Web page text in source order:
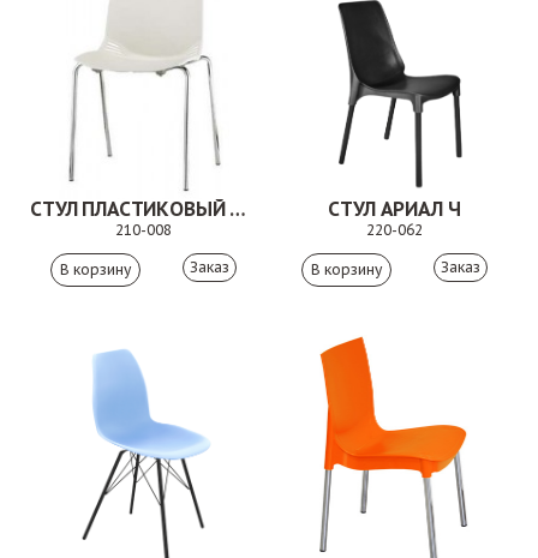
СТУЛ ПЛАСТИКОВЫЙ КАРЕ. 210-008
210-008
Заказ
СТУЛ АРИАЛ Ч
220-062
Заказ